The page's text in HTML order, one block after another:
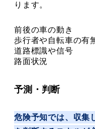
ります。
前後の車の動き
歩行者や自転車の有
道路標識や信号
路面状況
予測・判断
危険予知では、収集